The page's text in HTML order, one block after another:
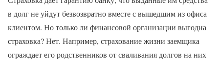
в долг не уйдут безвозвратно вместе с вышедшим из офиса
клиентом. Но только ли финансовой организации выгодна
страховка? Нет. Например, страхование жизни заемщика
ограждает его родственников от сваливания долгов на них